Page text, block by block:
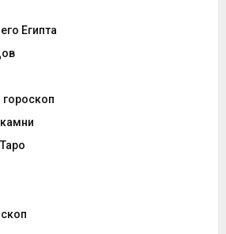
Египта
гороскоп